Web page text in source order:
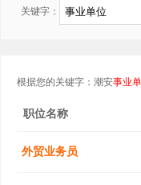
关键字：
根据您的关键字：潮安事业
职位名称
外贸业务员